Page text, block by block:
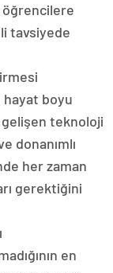
öğrencilere
tavsiyede
hayat boyu
gelişen teknoloji
donanımlı
her zaman
gerektiğini
en